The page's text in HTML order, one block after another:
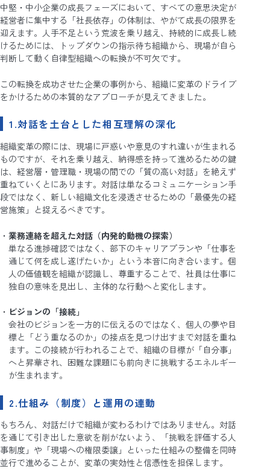
中堅・中小企業の成長フェーズにおいて、すべての意思決定が
経営者に集中する「社長依存」の体制は、やがて成長の限界を
迎えます。人手不足という荒波を乗り越え、持続的に成長し続
けるためには、トップダウンの指示待ち組織から、現場が自ら
判断して動く自律型組織への転換が不可欠です。
この転換を成功させた企業の事例から、組織に変革のドライブ
をかけるための本質的なアプローチが見えてきました。
1.対話を土台とした相互理解の深化
組織変革の際には、現場に戸惑いや意見のすれ違いが生まれる
ものですが、それを乗り越え、納得感を持って進めるための鍵
は、経営層・管理職・現場の間での「質の高い対話」を絶えず
重ねていくとにあります。対話は単なるコミュニケーション手
段ではなく、新しい組織文化を浸透させるための「最優先の経
営施策」と捉えるべきです。
業務連絡を超えた対話（内発的動機の探索）
単なる進捗確認ではなく、部下のキャリアプランや「仕事を
通じて何を成し遂げたいか」という本音に向き合います。個
人の価値観を組織が認識し、尊重することで、社員は仕事に
独自の意味を見出し、主体的な行動へと変化します。
ビジョンの「接続」
会社のビジョンを一方的に伝えるのではなく、個人の夢や目
標と「どう重なるのか」の接点を見つけ出すまで対話を重ね
ます。この接続が行われることで、組織の目標が「自分事」
へと昇華され、困難な課題にも前向きに挑戦するエネルギー
が生まれます。
2.仕組み（制度）と運用の連動
もちろん、対話だけで組織が変わるわけではありません。対話
を通じて引き出した意欲を削がないよう、「挑戦を評価する人
事制度」や「現場への権限委譲」といった仕組みの整備を同時
並行で進めることが、変革の実効性と信憑性を担保します。